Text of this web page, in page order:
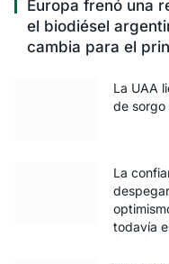
Europa frenó una
el biodiésel
cambia para el
La UAA
de sorgo
La
todavía